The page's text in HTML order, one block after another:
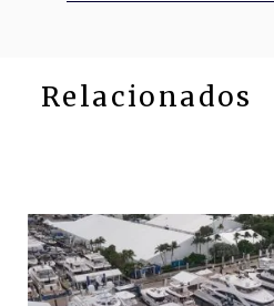
Relacionados